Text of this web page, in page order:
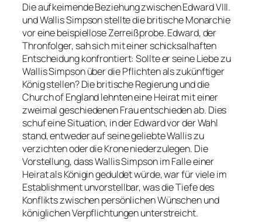
Die aufkeimende Beziehung zwischen Edward VIII.
und Wallis Simpson stellte die britische Monarchie
vor eine beispiellose Zerreißprobe. Edward, der
Thronfolger, sah sich mit einer schicksalhaften
Entscheidung konfrontiert: Sollte er seine Liebe zu
Wallis Simpson über die Pflichten als zukünftiger
König stellen? Die britische Regierung und die
Church of England lehnten eine Heirat mit einer
zweimal geschiedenen Frau entschieden ab. Dies
schuf eine Situation, in der Edward vor der Wahl
stand, entweder auf seine geliebte Wallis zu
verzichten oder die Krone niederzulegen. Die
Vorstellung, dass Wallis Simpson im Falle einer
Heirat als Königin geduldet würde, war für viele im
Establishment unvorstellbar, was die Tiefe des
Konflikts zwischen persönlichen Wünschen und
königlichen Verpflichtungen unterstreicht.